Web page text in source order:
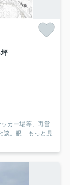
カー場等、再営
談。眼... もっと見